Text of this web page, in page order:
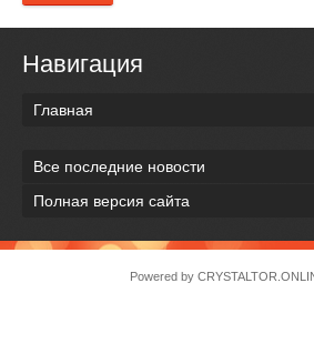
Навигация
Главная
Все последние новости
Полная версия сайта
Powered by